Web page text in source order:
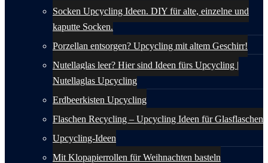
Socken Upcycling Ideen. DIY für alte, einzelne und
kaputte Socken.
Porzellan entsorgen? Upcycling mit altem Geschirr!
Nutellaglas leer? Hier sind Ideen fürs Upcycling |
Nutellaglas Upcycling
Erdbeerkisten Upcycling
Flaschen Recycling – Upcycling Ideen für Glasflaschen
Upcycling-Ideen
Mit Klopapierrollen für Weihnachten basteln